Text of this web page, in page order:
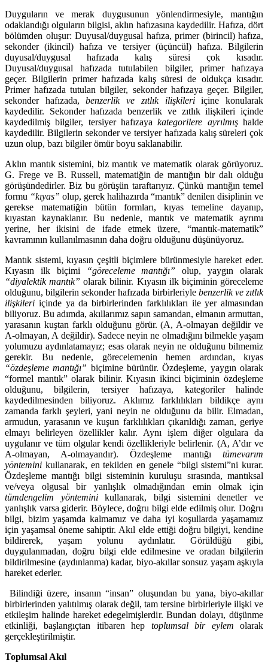
Duyguların ve merak duygusunun yönlendirmesiyle, mantığın
odaklandığı olguların bilgisi, aklın hafızasına kaydedilir. Hafıza, dört
bölümden oluşur: Duyusal/duygusal hafıza, primer (birincil) hafıza,
sekonder (ikincil) hafıza ve tersiyer (üçüncül) hafıza. Bilgilerin
duyusal/duygusal hafızada kalış süresi çok kısadır.
Duyusal/duygusal hafızada tutulabilen bilgiler, primer hafızaya
geçer. Bilgilerin primer hafızada kalış süresi de oldukça kısadır.
Primer hafızada tutulan bilgiler, sekonder hafızaya geçer. Bilgiler,
sekonder hafızada,benzerlik ve zıtlık ilişkileriiçine konularak
kaydedilir. Sekonder hafızada benzerlik ve zıtlık ilişkileri içinde
kaydedilmiş bilgiler, tersiyer hafızayakategorilere ayrılmışhalde
kaydedilir. Bilgilerin sekonder ve tersiyer hafızada kalış süreleri çok
uzun olup, bazı bilgiler ömür boyu saklanabilir.
Aklın mantık sistemini, biz mantık ve matematik olarak görüyoruz.
G. Frege ve B. Russell, matematiğin de mantığın bir dalı olduğu
görüşündedirler. Biz bu görüşün taraftarıyız. Çünkü mantığın temel
formu “kıyas” olup, gerek halihazırda “mantık” denilen disiplinin ve
gerekse matematiğin bütün formları, kıyas temeline dayanıp,
kıyastan kaynaklanır. Bu nedenle, mantık ve matematik ayrımı
yerine, her ikisini de ifade etmek üzere, “mantık-matematik”
kavramının kullanılmasının daha doğru olduğunu düşünüyoruz.
Mantık sistemi, kıyasın çeşitli biçimlere bürünmesiyle hareket eder.
Kıyasın ilk biçimi
“göreceleme mantığı” olup, yaygın olarak
“diyalektik mantık” olarak bilinir. Kıyasın ilk biçiminin göreceleme
olduğunu, bilgilerin sekonder hafızada birbirleriyle benzerlik ve zıtlık
ilişkileri içinde ya da birbirlerinden farklılıkları ile yer almasından
biliyoruz. Bu adımda, akıllarımız sapın samandan, elmanın armuttan,
yarasanın kuştan farklı olduğunu görür. (A, A-olmayan değildir ve
A-olmayan, A değildir). Sadece neyin ne olmadığını bilmekle yaşam
yolumuzu aydınlatamayız; esas olarak neyin ne olduğunu bilmemiz
gerekir. Bu nedenle, görecelemenin hemen ardından, kıyas
“özdeşleme mantığı” biçimine bürünür. Özdeşleme, yaygın olarak
“formel mantık” olarak bilinir. Kıyasın ikinci biçiminin özdeşleme
olduğunu, bilgilerin, tersiyer hafızaya, kategoriler halinde
kaydedilmesinden biliyoruz. Aklımız farklılıkları bildikçe aynı
zamanda farklı şeyleri, yani neyin ne olduğunu da bilir. Elmadan,
armudun, yarasanın ve kuşun farklılıkları çıkarıldığı zaman, geriye
elmayı belirleyen özellikler kalır. Aynı işlem diğer olgulara da
uygulanır ve tüm olgular kendi özellikleriyle belirlenir. (A, A’dır ve
A-olmayan, A-olmayandır). Özdeşleme mantığı tümevarım
yöntemini kullanarak, en tekilden en genele “bilgi sistemi”ni kurar.
Özdeşleme mantığı bilgi sisteminin kuruluşu sırasında, mantıksal
ve/veya olgusal bir yanlışlık olmadığından emin olmak için
tümdengelim yönteminikullanarak, bilgi sistemini denetler ve
yanlışlık varsa giderir. Böylece, doğru bilgi elde edilmiş olur. Doğru
bilgi, bizim yaşamda kalmamız ve daha iyi koşullarda yaşamamız
için yaşamsal öneme sahiptir. Akıl elde ettiği doğru bilgiyi, kendine
bildirerek, yaşam yolunu aydınlatır. Görüldüğü gibi,
duygulanmadan, doğru bilgi elde edilmesine ve oradan bilgilerin
bildirilmesine (aydınlanma) kadar, biyo-akıllar sonsuz yaşam aşkıyla
hareket ederler.
Bilindiği üzere, insanın “insan” oluşundan bu yana, biyo-akıllar
birbirlerinden yalıtılmış olarak değil, tam tersine birbirleriyle ilişki ve
etkileşim halinde hareket edegelmişlerdir. Bundan dolayı, düşünme
etkinliği, başlangıçtan itibaren hep toplumsal bir eylem olarak
gerçekleştirilmiştir.
Toplumsal Akıl